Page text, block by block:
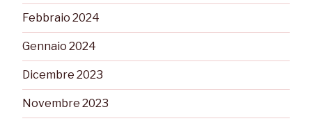
Febbraio 2024
Gennaio 2024
Dicembre 2023
Novembre 2023